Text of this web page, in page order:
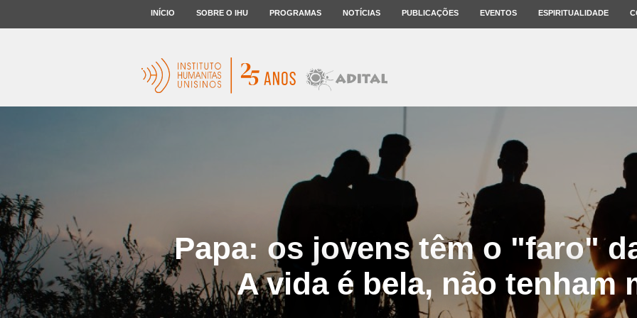
INÍCIO SOBRE O IHU PROGRAMAS NOTÍCIAS PUBLICAÇÕES EVENTOS ESPIRITUALIDADE
Papa: os jovens têm o "faro"
A vida é bela, não tenham